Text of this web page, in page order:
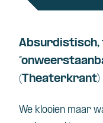
Absurdistisch,
(Theaterkrant)
We klooien maar